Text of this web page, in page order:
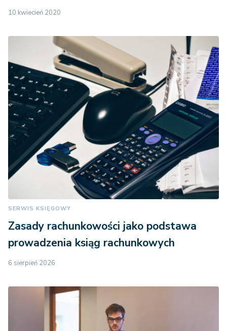
10 kwiecień 2020
SERWIS KSIĘGOWY
Zasady rachunkowości jako podstawa
prowadzenia ksiąg rachunkowych
6 sierpień 2026